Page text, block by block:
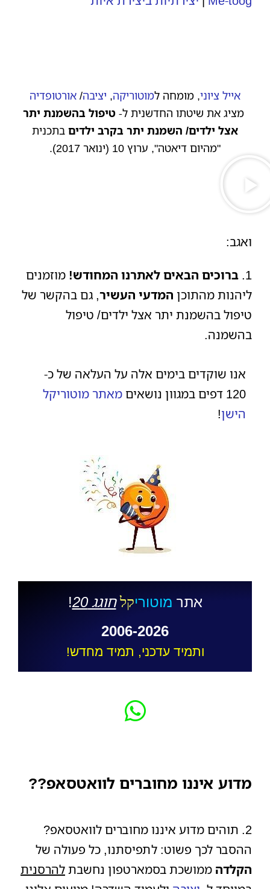
אייל ציוני, מומחה למוטוריקה, יציבה/ אורטופדיה
מציג את שיטתו החדשנית ל- טיפול בהשמנת יתר
אצל ילדים/ השמנת יתר בקרב ילדים בתכנית
"מהיום דיאטה", ערוץ 10 (ינואר 2017).
ואגב:
1. ברוכים הבאים לאתרנו המחודש! מוזמנים
ליהנות מהתוכן המדעי העשיר, גם בהקשר של
טיפול בהשמנת יתר אצל ילדים/ טיפול
בהשמנה.
אנו שוקדים בימים אלה על העלאה של כ-
120 דפים במגוון נושאים
מאתר מוטוריקל
הישן!
אתר מוטוריקלחוגג 20 !
2006-2026
ותמיד עדכני, תמיד מחדש!
מדוע איננו מחוברים לוואטסאפ??
2. תוהים מדוע איננו מחוברים לוואטסאפ?
ההסבר לכך פשוט: לתפיסתנו, כל פעולה של
הקלדה ממושכת בסמארטפון נחשבתלהרסנית